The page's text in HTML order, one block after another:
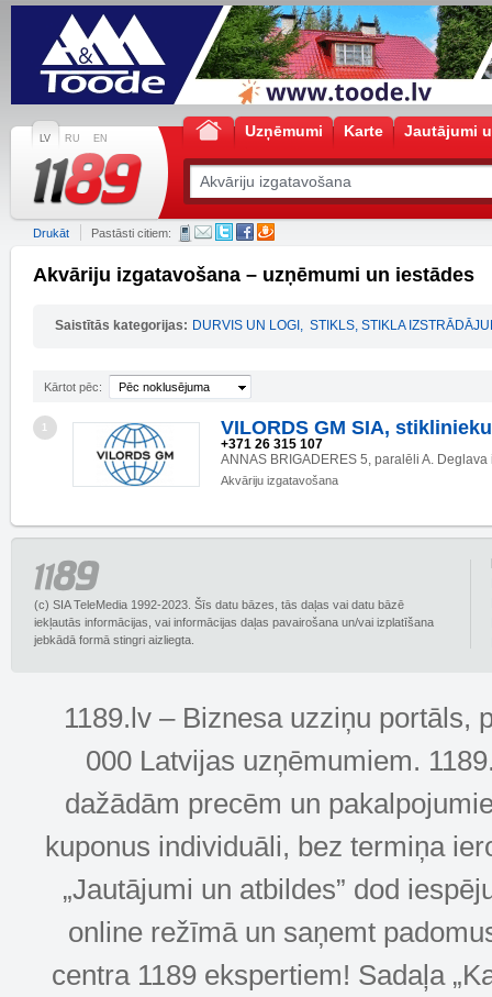
LV RU EN Uzņēmumi Karte Jautājumi
Drukāt Pastāsti citiem:
Akvāriju izgatavošana – uzņēmumi un iestādes
Saistītās kategorijas: DURVIS UN LOGI , STIKLS, STIKLA
Kārtot pēc: Pēc noklusējuma
1 VILORDS GM SIA,
+371 26 315 107
ANNAS BRIGADERES 5, paralēli A. Deglava
Akvāriju izgatavošana
(c) SIA TeleMedia 1992-2023. Šīs datu bāzes, tās daļas vai datu bāzē
iekļautās informācijas, vai informācijas daļas pavairošana un/vai izplatīšana
jebkādā formā stingri aizliegta.
1189.lv – Biznesa uzziņu portāls,
000 Latvijas uzņēmumiem.
dažādām precēm un
kuponus individuāli, bez termiņa
„Jautājumi un atbildes” dod
online režīmā un saņemt
centra 1189 ekspertiem! Sadaļa